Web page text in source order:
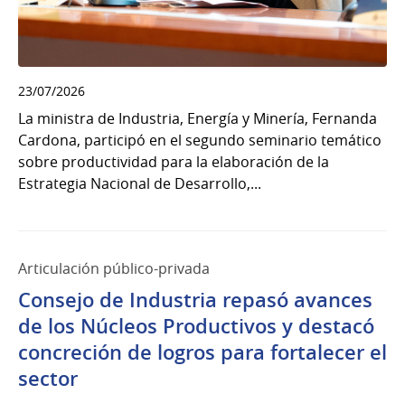
23/07/2026
La ministra de Industria, Energía y Minería, Fernanda
Cardona, participó en el segundo seminario temático
sobre productividad para la elaboración de la
Estrategia Nacional de Desarrollo,...
Articulación público-privada
Consejo de Industria repasó avances
de los Núcleos Productivos y destacó
concreción de logros para fortalecer el
sector